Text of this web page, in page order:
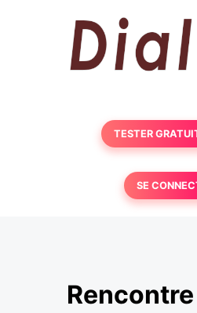
TESTER
SE